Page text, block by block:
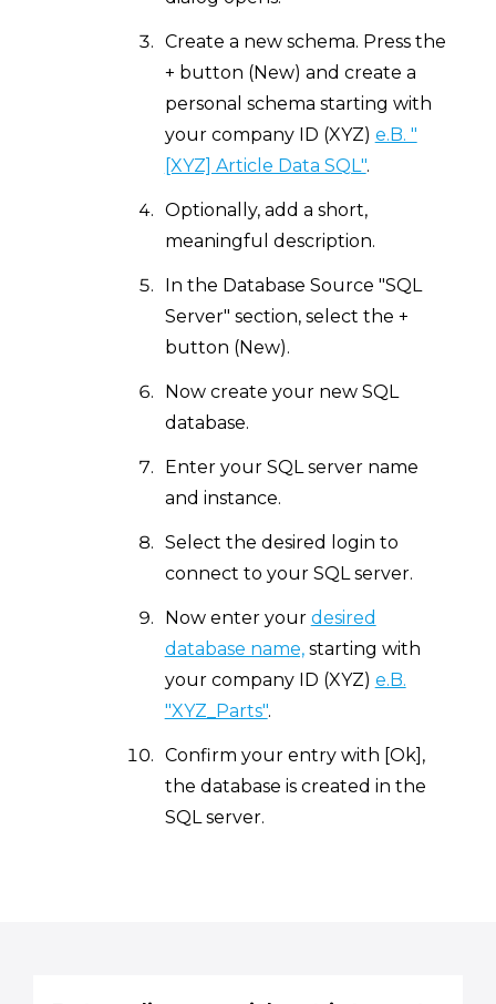
Create a new schema. Press the
+ button (New) and create a
personal schema starting with
your company ID (XYZ) e.B. "
[XYZ] Article Data SQL".
Optionally, add a short,
meaningful description.
In the Database Source "SQL
Server" section, select the +
button (New).
Now create your new SQL
database.
Enter your SQL server name
and instance.
Select the desired login to
connect to your SQL server.
Now enter your desired
database name,starting with
your company ID (XYZ) e.B.
"XYZ_Parts".
Confirm your entry with [Ok],
the database is created in the
SQL server.